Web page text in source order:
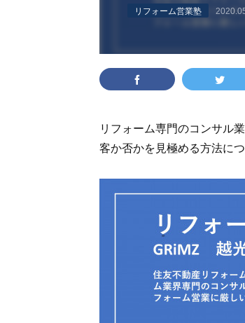
リフォーム営業塾
リフォーム専門のコンサル
客か否かを見極める方法につ